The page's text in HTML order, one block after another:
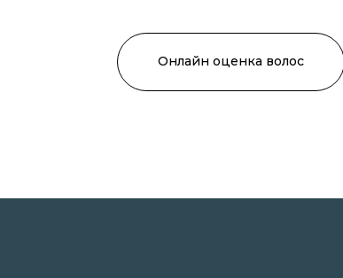
Онлайн оценка волос